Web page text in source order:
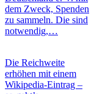
dem Zweck, Spenden
zu sammeln. Die sind
notwendig,…
Die Reichweite
erhöhen mit einem
Wikipedia-Eintrag –